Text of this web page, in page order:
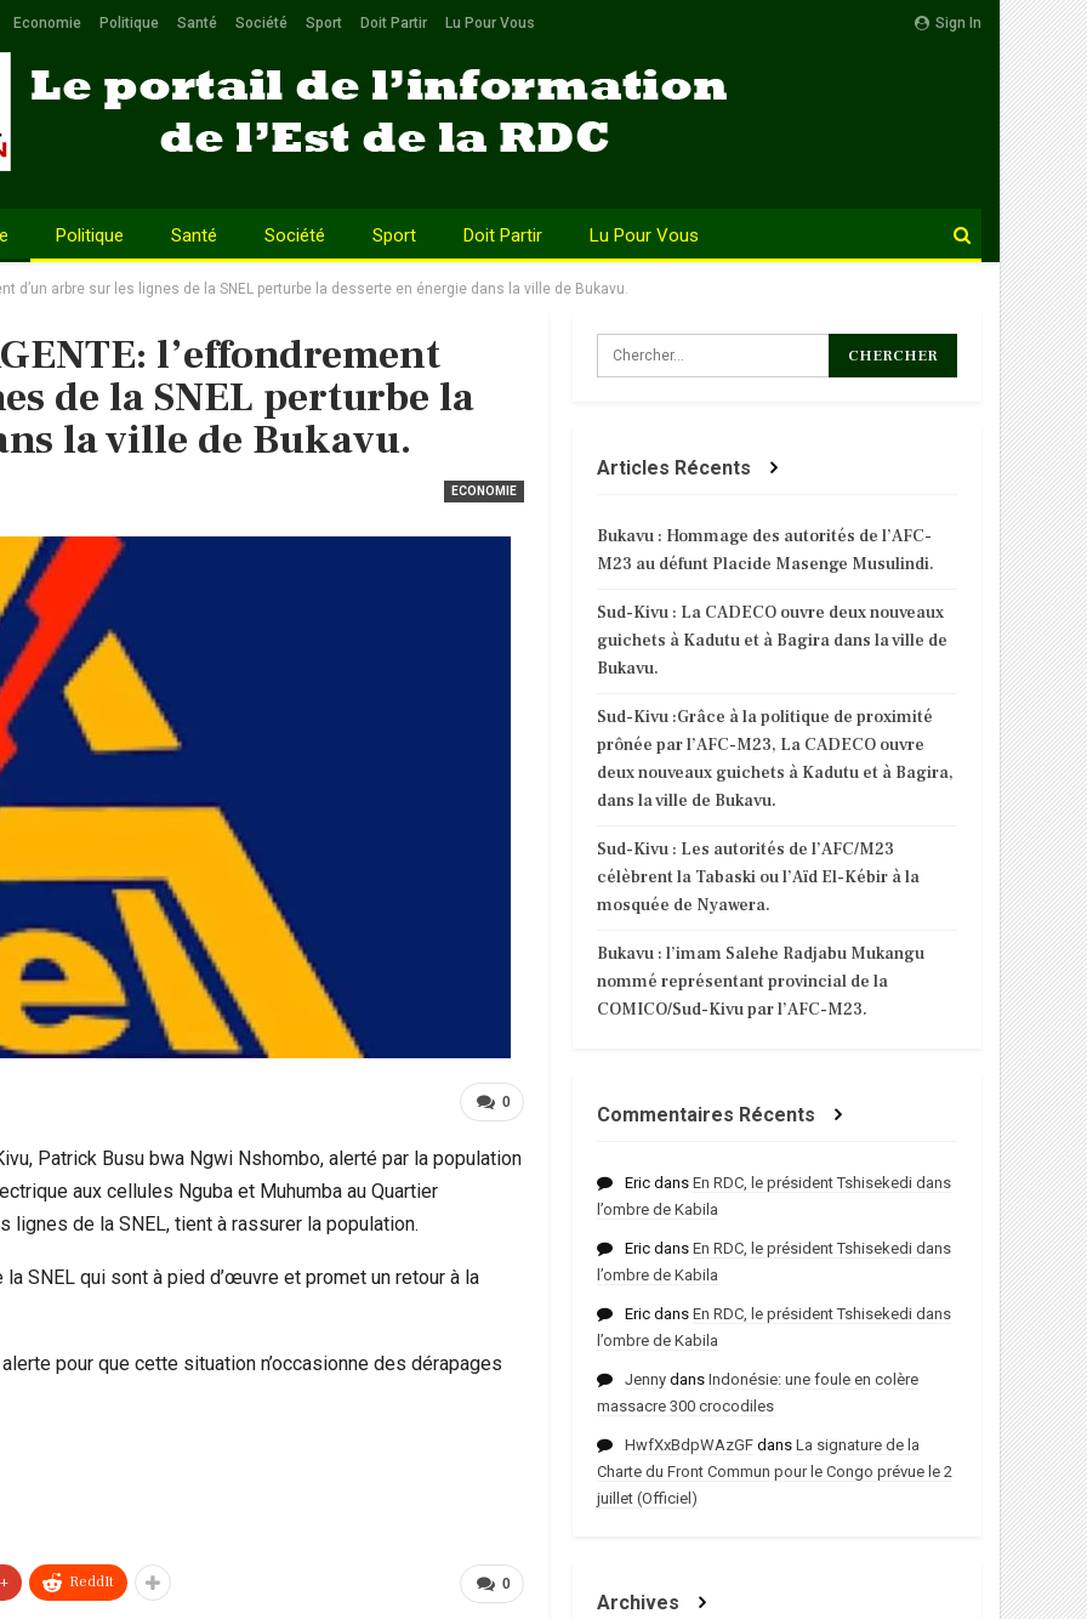
Sign In
Economie Politique Santé Société Sport Doit Partir Lu Pour Vous
Politique Santé Société Sport Doit Partir Lu Pour Vous
d’un arbre sur les lignes de la SNEL perturbe la desserte en énergie dans la ville de Bukavu.
l’effondrement
de la SNEL perturbe la
la ville de Bukavu.
ECONOMIE
0
Patrick Busu bwa Ngwi Nshombo, alerté par la population
aux cellules Nguba et Muhumba au Quartier
lignes de la SNEL, tient à rassurer la population.
SNEL qui sont à pied d’œuvre et promet un retour à la
pour que cette situation n’occasionne des dérapages
0
ReddIt
Articles Récents
Bukavu : Hommage des autorités de l’AFC-
M23 au défunt Placide Masenge Musulindi.
Sud-Kivu : La CADECO ouvre deux nouveaux
guichets à Kadutu et à Bagira dans la ville de
Bukavu.
Sud-Kivu :Grâce à la politique de proximité
prônée par l’AFC-M23, La CADECO ouvre
deux nouveaux guichets à Kadutu et à Bagira,
dans la ville de Bukavu.
Sud-Kivu : Les autorités de l’AFC/M23
célèbrent la Tabaski ou l’Aïd El-Kébir à la
mosquée de Nyawera.
Bukavu : l’imam Salehe Radjabu Mukangu
nommé représentant provincial de la
COMICO/Sud-Kivu par l’AFC-M23.
Commentaires Récents
Eric dans En RDC, le président Tshisekedi dans
l’ombre de Kabila
Eric dans En RDC, le président Tshisekedi dans
l’ombre de Kabila
Eric dans En RDC, le président Tshisekedi dans
l’ombre de Kabila
Jenny dans Indonésie: une foule en colère
massacre 300 crocodiles
HwfXxBdpWAzGF dans La signature de la
Charte du Front Commun pour le Congo prévue le 2
juillet (Officiel)
Archives